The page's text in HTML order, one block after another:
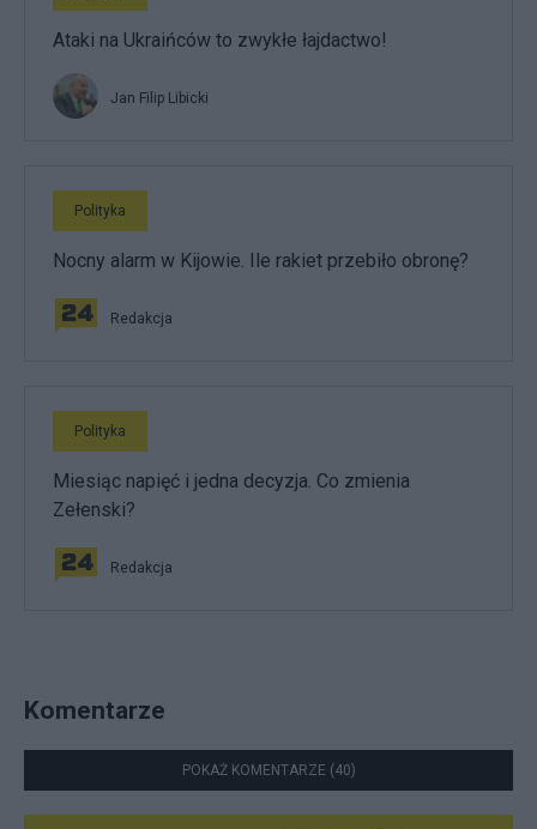
Ataki na Ukraińców to zwykłe łajdactwo!
Jan Filip Libicki
Polityka
Nocny alarm w Kijowie. Ile rakiet przebiło obronę?
Redakcja
Polityka
Miesiąc napięć i jedna decyzja. Co zmienia
Zełenski?
Redakcja
Komentarze
POKAŻ KOMENTARZE (40)